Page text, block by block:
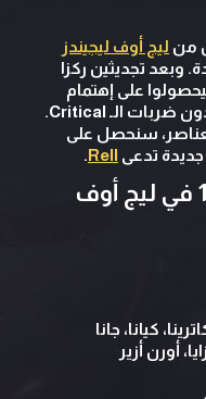
من ليج أوف ليجيندز
وبعد تجديثين ركزا
على إهتمام
ريوت وبالأخص الأبطال الذين يعتمدون ضربات الـ Critical.
سنحصل على
تدعى Rell
.
أبرز تغييرات تحديث 10.25 في ليج أوف